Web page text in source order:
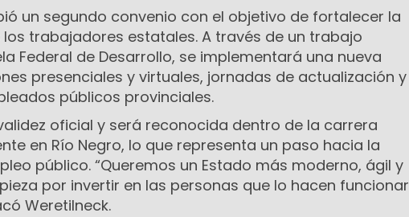
un segundo convenio con el objetivo de fortalecer la
trabajadores estatales. A través de un trabajo
Federal de Desarrollo, se implementará una nueva
presenciales y virtuales, jornadas de actualización y
públicos provinciales.
oficial y será reconocida dentro de la carrera
en Río Negro, lo que representa un paso hacia la
público. “Queremos un Estado más moderno, ágil y
por invertir en las personas que lo hacen funcionar
Weretilneck.